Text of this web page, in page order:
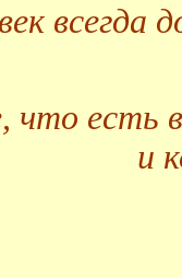
всегда
что есть
и